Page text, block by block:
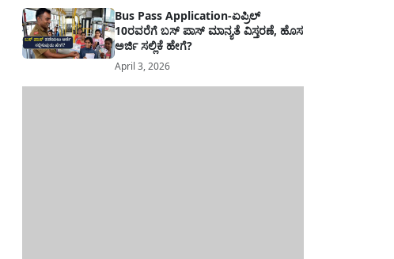
Bus Pass Application-ಏಪ್ರಿಲ್
10ರವರೆಗೆ ಬಸ್ ಪಾಸ್ ಮಾನ್ಯತೆ ವಿಸ್ತರಣೆ, ಹೊಸ
ಅರ್ಜಿ ಸಲ್ಲಿಕೆ ಹೇಗೆ?
April 3, 2026